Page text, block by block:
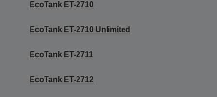
EcoTank ET-2710
EcoTank ET-2710 Unlimited
EcoTank ET-2711
EcoTank ET-2712